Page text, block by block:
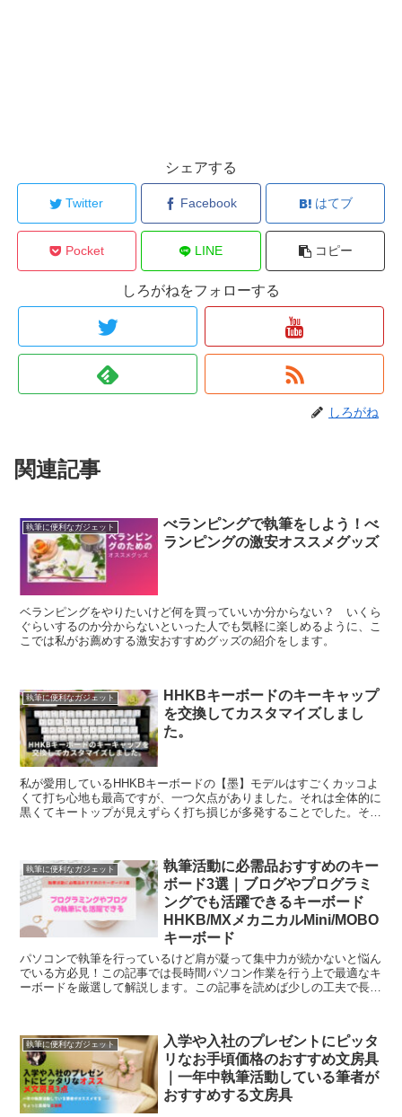
シェアする
Twitter Facebook はてブ
Pocket LINE コピー
しろがねをフォローする
しろがね
関連記事
執筆に便利なガジェット
べランピングで執筆をしよう！べ
ランピングの激安オススメグッズ
ベランピングをやりたいけど何を買っていいか分からない？ いくら
ぐらいするのか分からないといった人でも気軽に楽しめるように、こ
こでは私がお薦めする激安おすすめグッズの紹介をします。
執筆に便利なガジェット
HHKBキーボードのキーキャップ
を交換してカスタマイズしまし
た。
私が愛用しているHHKBキーボードの【墨】モデルはすごくカッコよ
くて打ち心地も最高ですが、一つ欠点がありました。それは全体的に
黒くてキートップが見えずらく打ち損じが多発することでした。そこ
執筆に便利なガジェット
執筆活動に必需品おすすめのキー
ボード3選｜ブログやプログラミ
ングでも活躍できるキーボード
HHKB/MXメカニカルMini/MOBO
キーボード
パソコンで執筆を行っているけど肩が凝って集中力が続かないと悩ん
でいる方必見！この記事では長時間パソコン作業を行う上で最適なキ
ーボードを厳選して解説します。この記事を読めば少しの工夫で長時
執筆に便利なガジェット
入学や入社のプレゼントにピッタ
リなお手頃価格のおすすめ文房具
｜一年中執筆活動している筆者が
おすすめする文房具